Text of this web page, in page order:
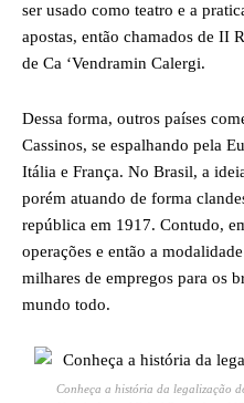
ser usado como teatro e a
apostas, então chamados de II
de Ca ‘Vendramin Calergi.
Dessa forma, outros países
Cassinos, se espalhando pela
Itália e França. No Brasil, a
porém atuando de forma
república em 1917. Contudo,
operações e então a
milhares de empregos para os
mundo todo.
Conheça a história da legalização